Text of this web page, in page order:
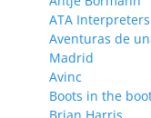
ATA
Aventuras de
Madrid
Avinc
Boots in the